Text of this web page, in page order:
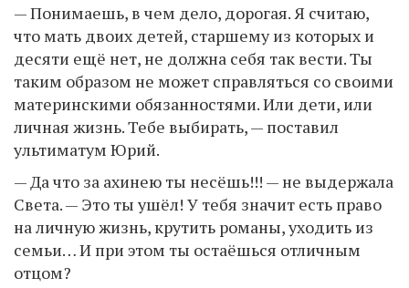
— Понимаешь, в чем дело, дорогая. Я считаю,
что мать двоих детей, старшему из которых и
десяти ещё нет, не должна себя так вести. Ты
таким образом не может справляться со своими
материнскими обязанностями. Или дети, или
личная жизнь. Тебе выбирать, — поставил
ультиматум Юрий.
— Да что за ахинею ты несёшь!!! — не выдержала
Света. — Это ты ушёл! У тебя значит есть право
на личную жизнь, крутить романы, уходить из
семьи… И при этом ты остаёшься отличным
отцом?